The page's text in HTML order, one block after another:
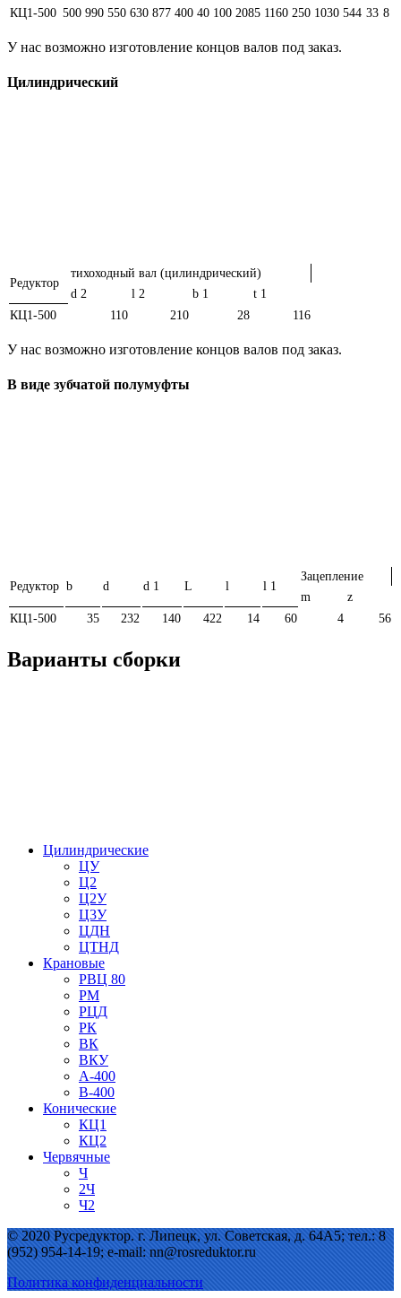
КЦ1-500 500 990 550 630 877 400 40 100 2085 1160 250 1030 544 33 8
У нас возможно изготовление концов валов под заказ.
Цилиндрический
Редуктор
тихоходный вал (цилиндрический)
d 2
l 2 b 1
t 1
КЦ1-500
110 210 28 116
У нас возможно изготовление концов валов под заказ.
В виде зубчатой полумуфты
Редуктор b d d 1 L l l 1
Зацепление
m
z
КЦ1-500
35 232 140 422 14 60 4 56
Варианты сборки
Цилиндрические
ЦУ
Ц2
Ц2У
Ц3У
ЦДН
ЦТНД
Крановые
РВЦ 80
РМ
РЦД
РК
ВК
ВКУ
А-400
В-400
Конические
КЦ1
КЦ2
Червячные
Ч
2Ч
Ч2
© 2020 Русредуктор. г. Липецк, ул. Советская, д. 64А5; тел.: 8
(952) 954-14-19; e-mail: nn@rosreduktor.ru
Политика конфиденциальности